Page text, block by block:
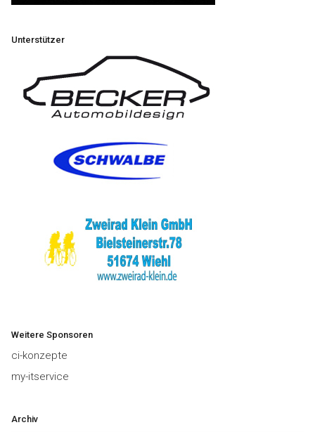
Unterstützer
Weitere Sponsoren
ci-konzepte
my-itservice
Archiv